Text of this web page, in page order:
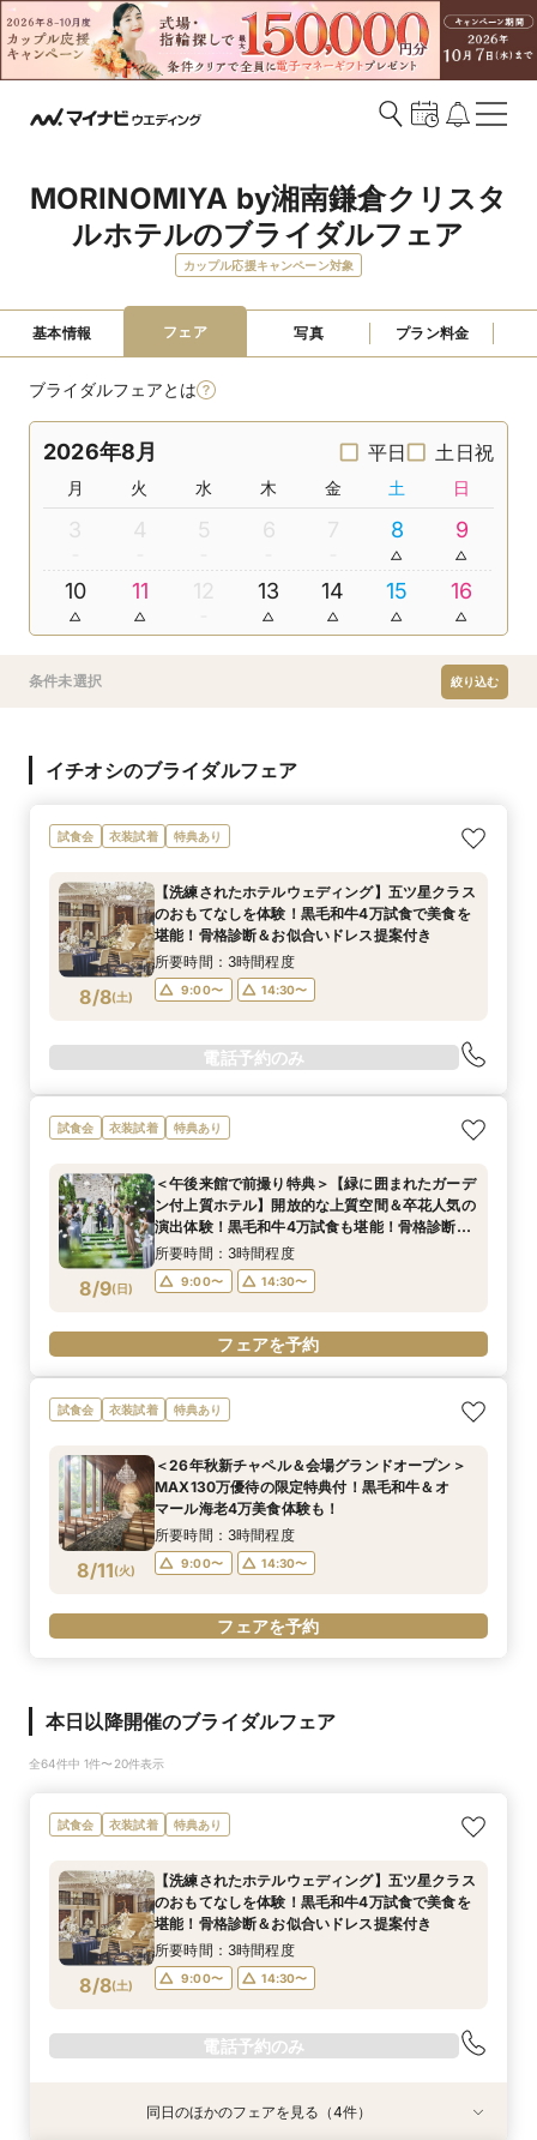
MORINOMIYA by湘南鎌倉クリスタ
ルホテルのブライダルフェア
カップル応援キャンペーン対象
基本情報 フェア 写真 プラン料金
ブライダルフェアとは
2026年8月 平日 土日祝
月 火 水 木 金 土 日
3 4 5 6 7 8 9
10 11 12 13 14 15 16
条件未選択 絞り込む
イチオシのブライダルフェア
試食会 衣装試着 特典あり
8/8(土)
【洗練されたホテルウェディング】五ツ星クラス
のおもてなしを体験！黒毛和牛4万試食で美食を
堪能！骨格診断＆お似合いドレス提案付き
所要時間：3時間程度
9:00〜 14:30〜
電話予約のみ
試食会 衣装試着 特典あり
8/9(日)
＜午後来館で前撮り特典＞【緑に囲まれたガーデ
ン付上質ホテル】開放的な上質空間＆卒花人気の
演出体験！黒毛和牛4万試食も堪能！骨格診断×
お似合いドレス提案付き
所要時間：3時間程度
9:00〜 14:30〜
フェアを予約
試食会 衣装試着 特典あり
8/11(火)
＜26年秋新チャペル＆会場グランドオープン＞
MAX130万優待の限定特典付！黒毛和牛＆オ
マール海老4万美食体験も！
所要時間：3時間程度
9:00〜 14:30〜
フェアを予約
本日以降開催のブライダルフェア
全64件中 1件〜20件表示
試食会 衣装試着 特典あり
8/8(土)
【洗練されたホテルウェディング】五ツ星クラス
のおもてなしを体験！黒毛和牛4万試食で美食を
堪能！骨格診断＆お似合いドレス提案付き
所要時間：3時間程度
9:00〜 14:30〜
電話予約のみ
衣装試着 特典あり
衣装試着 特典あり
衣装試着 特典あり
衣装試着 特典あり
同日のほかのフェアを見る（4件）